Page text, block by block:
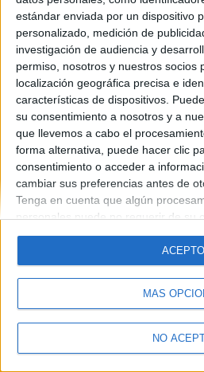
estándar enviada por un dispositivo
personalizado, medición de
investigación de audiencia y
permiso, nosotros y nuestros socios
localización geográfica precisa e
características de dispositivos.
su consentimiento a nosotros y a
que llevemos a cabo el
forma alternativa, puede hacer clic
consentimiento o acceder a
cambiar sus preferencias antes de
Tenga en cuenta que algún
personales puede no requerir de su
tiene el derecho de rechazar tal
preferencias se aplicarán solo a
sus preferencias o retirar su
momento volviendo a este sitio y
"Privacidad" en la parte inferior de la
MÁS
NO
ACEPTO
Introduce la contraseña que
Quiénes somos|
Aviso legal|Politica de privacidad|
de cookies
© 2003-2026Compás Mediterráneo
Madrid [ESPAÑA] - Tel.